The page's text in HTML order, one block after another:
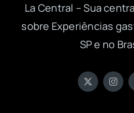
La Central – Sua
sobre Experiências
SP e no